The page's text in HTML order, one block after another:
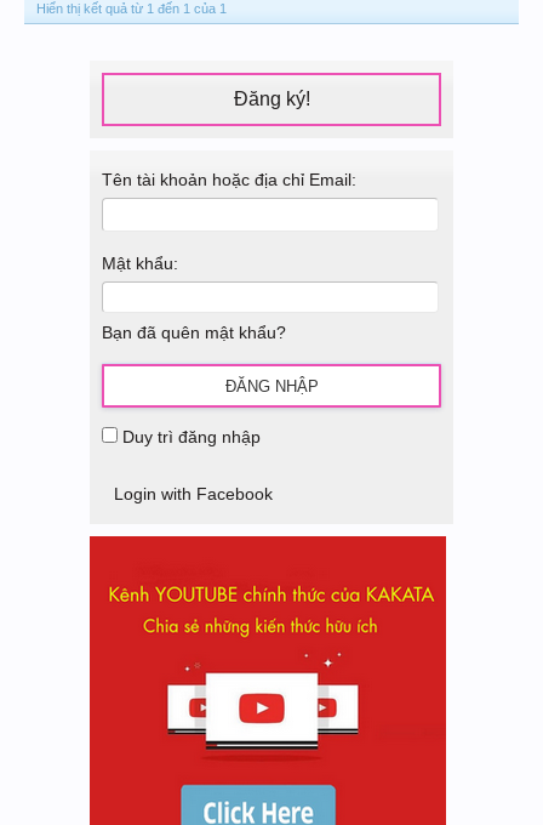
Hiển thị kết quả từ 1 đến 1 của 1
Đăng ký!
Tên tài khoản hoặc địa chỉ Email:
Mật khẩu:
Bạn đã quên mật khẩu?
Duy trì đăng nhập
Login with Facebook